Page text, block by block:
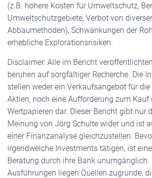
(z.B. höhere Kosten für Umweltschutz,
Umweltschutzgebiete, Verbot von
Abbaumethoden), Schwankungen der
erhebliche Explorationsrisiken.
Disclaimer: Alle im Bericht
beruhen auf sorgfältiger Recherche. Die
stellen weder ein Verkaufsangebot für
Aktien, noch eine Aufforderung zum Kauf
Wertpapieren dar. Dieser Bericht gibt nur
Meinung von Jörg Schulte wider und ist
einer Finanzanalyse gleichzustellen.
irgendwelche Investments tätigen, ist
Beratung durch ihre Bank unumgänglich.
Ausführungen liegen Quellen zugrunde,